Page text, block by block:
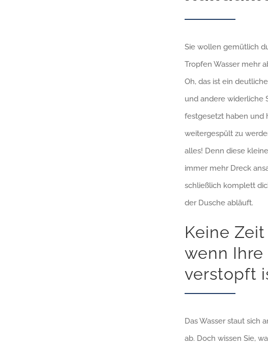
Sie wollen gemütlich
Tropfen Wasser mehr
Oh, das ist ein
und andere widerliche
festgesetzt haben und
weitergespült zu
alles! Denn diese
immer mehr Dreck
schließlich komplett
der Dusche abläuft.
Keine
wenn Ihre
verstopft
Das Wasser staut sich
ab. Doch wissen Sie,